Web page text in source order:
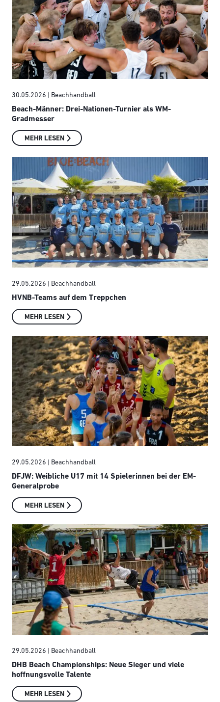
30.05.2026 | Beachhandball
Beach-Männer: Drei-Nationen-Turnier als WM-
Gradmesser
MEHR LESEN
29.05.2026 | Beachhandball
HVNB-Teams auf dem Treppchen
MEHR LESEN
29.05.2026 | Beachhandball
DFJW: Weibliche U17 mit 14 Spielerinnen bei der EM-
Generalprobe
MEHR LESEN
29.05.2026 | Beachhandball
DHB Beach Championships: Neue Sieger und viele
hoffnungsvolle Talente
MEHR LESEN